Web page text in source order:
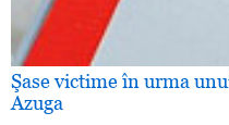
Şase victime în urma
Azuga